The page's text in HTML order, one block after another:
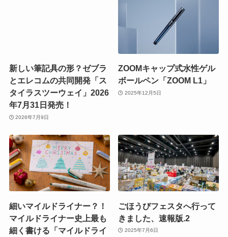
新しい筆記具の形？ゼブラ
とエレコムの共同開発「ス
タイラスツーウェイ」2026
年7月31日発売！
2026年7月9日
ZOOMキャップ式水性ゲル
ボールペン「ZOOM L1」
2025年12月5日
細いマイルドライナー？！
マイルドライナー史上最も
細く書ける「マイルドライ
ごほうびフェスタへ行って
きました、速報版.2
2025年7月6日